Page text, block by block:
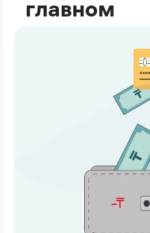
главном